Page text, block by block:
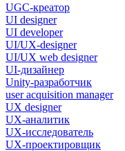
UGC-креатор
UI designer
UI developer
UI/UX-designer
UI/UX web designer
UI-дизайнер
Unity-разработчик
user acquisition manager
UX designer
UX-аналитик
UX-исследователь
UX-проектировщик